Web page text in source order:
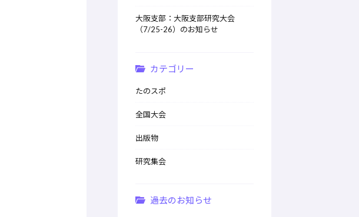
大阪支部：大阪支部研究大会
（7/25-26）のお知らせ
カテゴリー
たのスポ
全国大会
出版物
研究集会
過去のお知らせ